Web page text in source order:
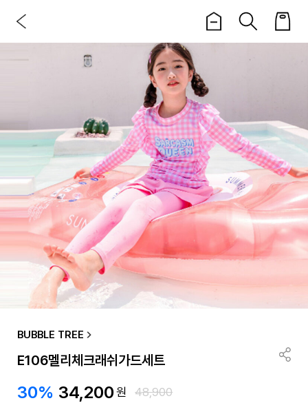
BUBBLE TREE
E106멜리체크래쉬가드세트
30% 34,200원 48,900